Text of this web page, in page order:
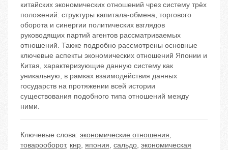
китайских экономических отношений чрез систему трёх
положений: структуры капитала-обмена, торгового
оборота и синергии политических взглядов
руководящих партий агентов рассматриваемых
отношений. Также подробно рассмотрены основные
ключевые аспекты экономических отношений Японии и
Китая, характеризующие данную систему как
уникальную, в рамках взаимодействия данных
государств на протяжении всей истории
существования подобного типа отношений между
ними.
Ключевые слова: экономические отношения,
товарооборот, кнр, япония, сальдо, экономическая